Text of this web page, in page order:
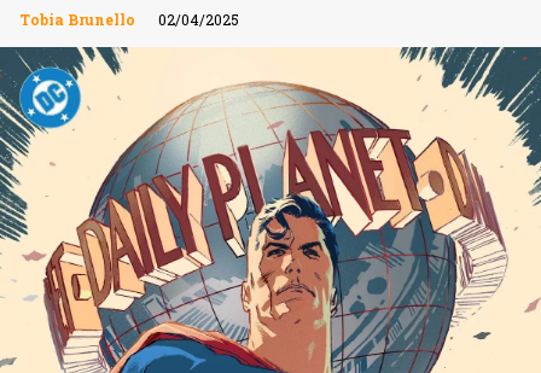
Tobia Brunello 02/04/2025